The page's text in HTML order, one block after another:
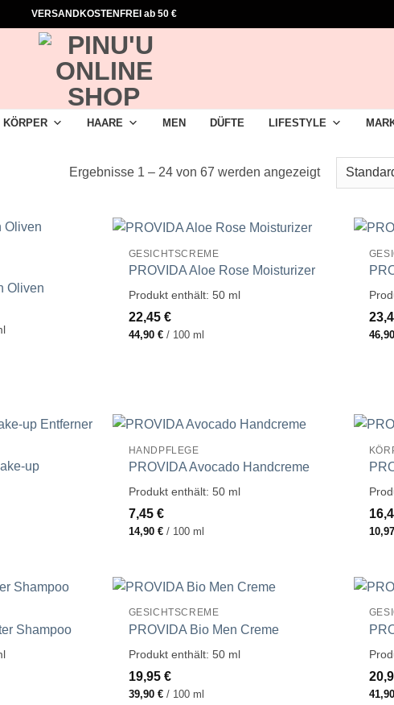
VERSANDKOSTENFREI ab 50 €
KÖRPER HAARE MEN DÜFTE LIFESTYLE
Ergebnisse 1 – 24 von 67 werden angezeigt
Oliven
GESICHTSCREME
PROVIDA Aloe Rose Moisturizer
Produkt enthält: 50 ml
22,45 €
44,90 €/ 100 ml 46,90
up
HANDPFLEGE
PROVIDA Avocado Handcreme
Produkt enthält: 50 ml
7,45 €
14,90 €/ 100 ml 10,97
Shampoo
GESICHTSCREME
PROVIDA Bio Men Creme
Produkt enthält: 50 ml
19,95 €
39,90 €/ 100 ml 41,90